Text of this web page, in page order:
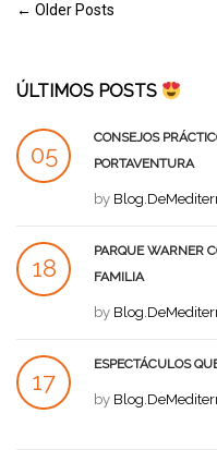
← Older Posts
ÚLTIMOS POSTS
05
CONSEJOS
PORTAVENTURA
by
18
PARQUE WARNER
FAMILIA
by
17
ESPECTÁCULOS
by